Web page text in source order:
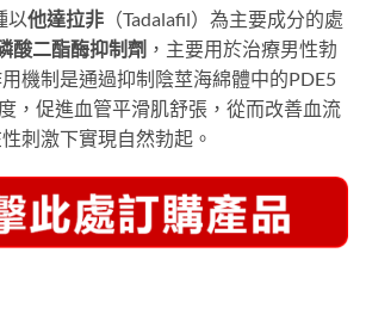
以他達拉非 （Tadalafil）為主要成分的處
酸二酯酶抑制劑 ，主要用於治療男性勃
機制是通過抑制陰莖海綿體中的PDE5
，促進血管平滑肌舒張，從而改善血流
刺激下實現自然勃起。